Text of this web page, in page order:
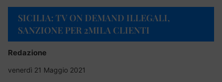
SICILIA: TV ON DEMAND ILLEGALI,
SANZIONE PER 2MILA CLIENTI
Redazione
venerdì 21 Maggio 2021